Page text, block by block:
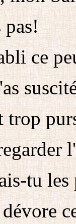
ce
trop
tu